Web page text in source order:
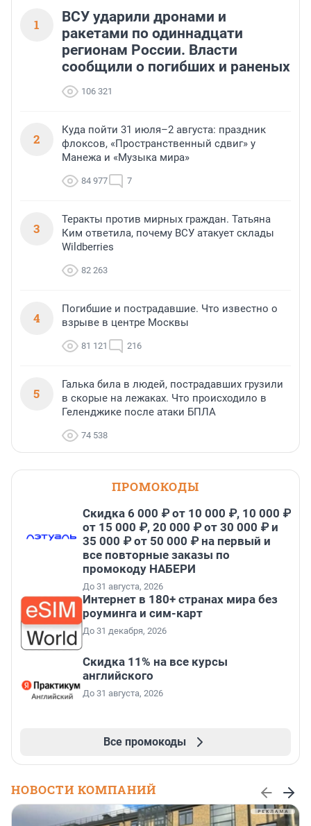
1
ВСУ ударили дронами и
ракетами по одиннадцати
регионам России. Власти
сообщили о погибших и раненых
106 321
2
Куда пойти 31 июля–2 августа: праздник
флоксов, «Пространственный сдвиг» у
Манежа и «Музыка мира»
84 977 7
3
Теракты против мирных граждан. Татьяна
Ким ответила, почему ВСУ атакует склады
Wildberries
82 263
4
Погибшие и пострадавшие. Что известно о
взрыве в центре Москвы
81 121 216
5
Галька била в людей, пострадавших грузили
в скорые на лежаках. Что происходило в
Геленджике после атаки БПЛА
74 538
ПРОМОКОДЫ
Скидка 6 000 ₽ от 10 000 ₽, 10 000 ₽
от 15 000 ₽, 20 000 ₽ от 30 000 ₽ и
35 000 ₽ от 50 000 ₽ на первый и
все повторные заказы по
промокоду НАБЕРИ
До 31 августа, 2026
Интернет в 180+ странах мира без
роуминга и сим-карт
До 31 декабря, 2026
Скидка 11% на все курсы
английского
До 31 августа, 2026
Все промокоды
НОВОСТИ КОМПАНИЙ